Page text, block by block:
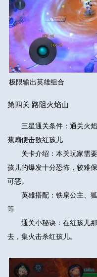
极限输出英雄组合
第四关 路阻火焰山
三星通关条件：通关火焰
蕉扇便击败红孩儿
关卡介绍：本关玩家需要
孩儿的爆发十分恐怖，较难
可恶。
英雄搭配：铁扇公主、狐
等
通关小秘诀：在红孩儿那
去，集火击杀红孩儿。